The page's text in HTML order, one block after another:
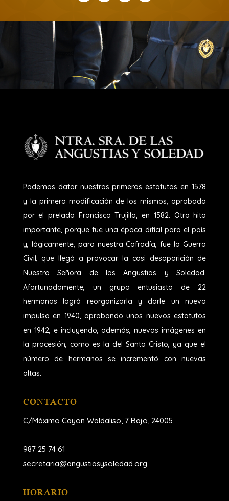
Podemos datar nuestros primeros estatutos en 1578
y la primera modificación de los mismos, aprobada
por el prelado Francisco Trujillo, en 1582. Otro hito
importante, porque fue una época difícil para el país
y, lógicamente, para nuestra Cofradía, fue la Guerra
Civil, que llegó a provocar la casi desaparición de
Nuestra Señora de las Angustias y Soledad.
Afortunadamente, un grupo entusiasta de 22
hermanos logró reorganizarla y darle un nuevo
impulso en 1940, aprobando unos nuevos estatutos
en 1942, e incluyendo, además, nuevas imágenes en
la procesión, como es la del Santo Cristo, ya que el
número de hermanos se incrementó con nuevas
altas.
CONTACTO
C/Máximo Cayon Waldaliso, 7 Bajo, 24005
987 25 74 61
secretaria@angustiasysoledad.org
HORARIO